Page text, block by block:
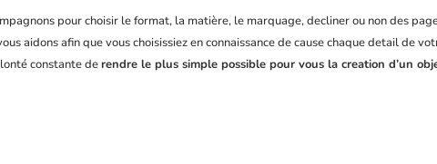
pour choisir le format, la matière, le marquage, decliner ou non des
aidons afin que vous choisissiez en connaissance de cause chaque detail de
constante derendre le plus simple possible pour vous la creation d’un